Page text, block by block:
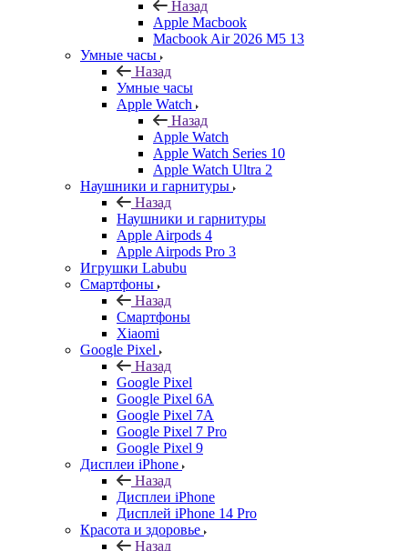
Назад
Apple Macbook
Macbook Air 2026 M5 13
Умные часы
Назад
Умные часы
Apple Watch
Назад
Apple Watch
Apple Watch Series 10
Apple Watch Ultra 2
Наушники и гарнитуры
Назад
Наушники и гарнитуры
Apple Airpods 4
Apple Airpods Pro 3
Игрушки Labubu
Смартфоны
Назад
Смартфоны
Xiaomi
Google Pixel
Назад
Google Pixel
Google Pixel 6A
Google Pixel 7А
Google Pixel 7 Pro
Google Pixel 9
Дисплеи iPhone
Назад
Дисплеи iPhone
Дисплей iPhone 14 Pro
Красота и здоровье
Назад